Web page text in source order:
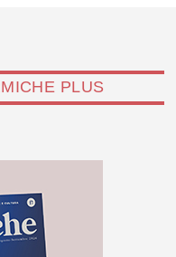
PLUS